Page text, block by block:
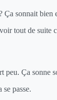
Ça sonnait bien
tout de suite
peu. Ça sonne
se passe.